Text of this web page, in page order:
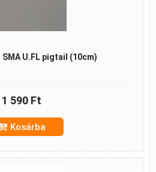
U.FL pigtail (10cm)
1 590 Ft
Kosárba